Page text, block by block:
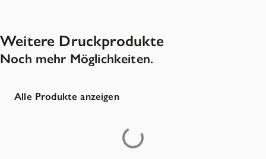
Weitere Druckprodukte
Noch mehr Möglichkeiten.
Alle Produkte anzeigen